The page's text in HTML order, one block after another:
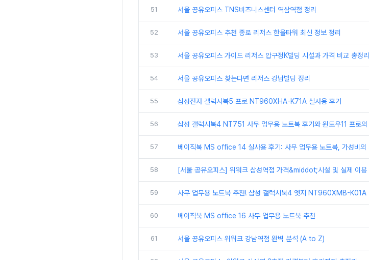
51 서울 공유오피스 TNS비즈니스센터 역삼역점 정리
52 서울 공유오피스 추천 종로 리저스 한올타워 최신 정보 정리
53 서울 공유오피스 가이드 리저스 압구정K빌딩 시설과 가격 비교 총정리
54 서울 공유오피스 찾는다면 리저스 강남빌딩 정리
55 삼성전자 갤럭시북5 프로 NT960XHA-K71A 실사용 후기
56 삼성 갤럭시북4 NT751 사무 업무용 노트북 후기와 윈도우11 프로의
57 베이직북 MS office 14 실사용 후기: 사무 업무용 노트북, 가성비의
58 [서울 공유오피스] 위워크 삼성역점 가격&middot;시설 및 실제 이용
59 사무 업무용 노트북 추천! 삼성 갤럭시북4 엣지 NT960XMB-K01A
60 베이직북 MS office 16 사무 업무용 노트북 추천
61 서울 공유오피스 위워크 강남역점 완벽 분석 (A to Z)